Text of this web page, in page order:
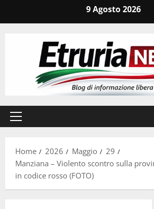
9 Agosto 2026
Menu
Home
2026 Maggio
29
Manziana – Violento scontro sulla
in codice rosso (FOTO)